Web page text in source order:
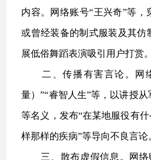
内容。网络账号“王兴奇”等
或曾经装备的制式服装及其仿
展低俗舞蹈表演吸引用户打赏。
二、传播有害言论。网
量）”“睿智人生”等，以讲授
等名义，发布“在某地服役有
样那样的疾病”等导向不良言论
三、散布虚假信息。网络